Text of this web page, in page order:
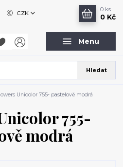
Menu
CZK
Hledat
0 ks
0 Kč
Unicolor 755- pastelově modrá
755-
modrá